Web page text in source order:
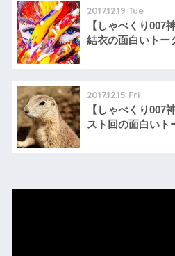
2017.12.19 Tue
【しゃべくり007
結衣の面白いトー
2017.12.15 Fri
【しゃべくり007
スト回の面白いト